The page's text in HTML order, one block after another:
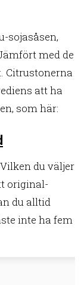
sojasåsen,
med de
Citrustonerna
att ha
som här:
du väljer
original-
du alltid
inte ha fem